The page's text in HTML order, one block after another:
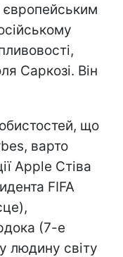
Саркозі. Він
що
варто
Apple Стіва
FIFA
(7-е
людину світу